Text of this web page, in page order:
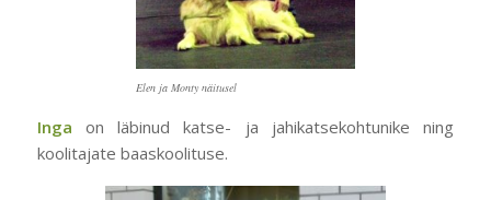
Elen ja Monty näitusel
Inga on läbinud katse- ja jahikatsekohtunike ning
koolitajate baaskoolituse.